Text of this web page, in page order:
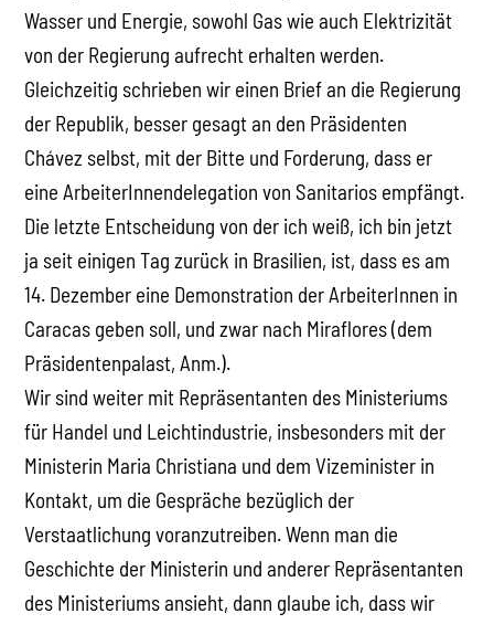
Wasser und Energie, sowohl Gas wie auch Elektrizität
von der Regierung aufrecht erhalten werden.
Gleichzeitig schrieben wir einen Brief an die Regierung
der Republik, besser gesagt an den Präsidenten
Chávez selbst, mit der Bitte und Forderung, dass er
eine ArbeiterInnendelegation von Sanitarios empfängt.
Die letzte Entscheidung von der ich weiß, ich bin jetzt
ja seit einigen Tag zurück in Brasilien, ist, dass es am
14. Dezember eine Demonstration der ArbeiterInnen in
Caracas geben soll, und zwar nach Miraflores (dem
Präsidentenpalast, Anm.).
Wir sind weiter mit Repräsentanten des Ministeriums
für Handel und Leichtindustrie, insbesonders mit der
Ministerin Maria Christiana und dem Vizeminister in
Kontakt, um die Gespräche bezüglich der
Verstaatlichung voranzutreiben. Wenn man die
Geschichte der Ministerin und anderer Repräsentanten
des Ministeriums ansieht, dann glaube ich, dass wir